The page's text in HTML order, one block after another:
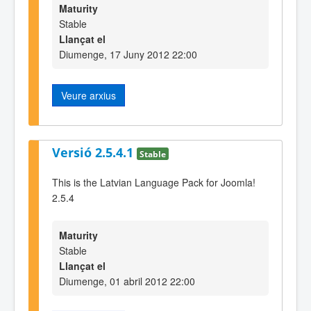
Maturity
Stable
Llançat el
Diumenge, 17 Juny 2012 22:00
Veure arxius
Versió 2.5.4.1 Stable
This is the Latvian Language Pack for Joomla!
2.5.4
Maturity
Stable
Llançat el
Diumenge, 01 abril 2012 22:00